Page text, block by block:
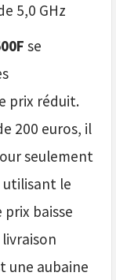
5,0 GHz
se
prix réduit.
200 euros, il
seulement
utilisant le
baisse
une aubaine